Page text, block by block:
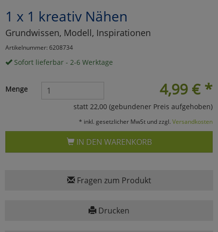
1 x 1 kreativ Nähen
Grundwissen, Modell, Inspirationen
Artikelnummer: 6208734
Sofort lieferbar - 2-6 Werktage
4,99 € *
Menge
statt 22,00 (gebundener Preis aufgehoben)
* inkl. gesetzlicher MwSt und zzgl. Versandkosten
IN DEN WARENKORB
Fragen zum Produkt
Drucken
Marketing
Umfragetools
Cookies
Alle Akzeptieren
Cookies
Einstellungen speichern
zurückzu Haupptseite